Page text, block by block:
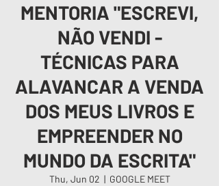
MENTORIA "ESCREVI,
NÃO VENDI -
TÉCNICAS PARA
ALAVANCAR A VENDA
DOS MEUS LIVROS E
EMPREENDER NO
MUNDO DA ESCRITA"
Thu, Jun 02
  |
GOOGLE MEET